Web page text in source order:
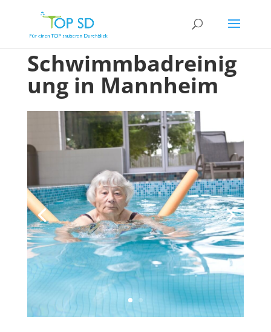
Schwimmbadreinig
ung in Mannheim